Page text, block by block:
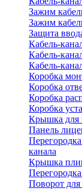
Зажим
Зажим
Защита
Кабель-
Кабель-
Кабель-
Коробка
Коробка
Коробка
Коробка
Крышка для
Панель
канала
Крышка
Перегородка
Поворот для